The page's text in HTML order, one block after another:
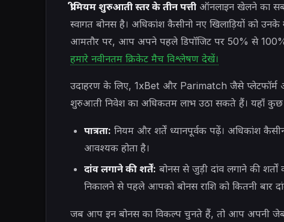
प्रीमियम शुरुआती स्तर के तीन पत्ती ऑनलाइन खेलने का
स्वागत बोनस है। अधिकांश कैसीनो नए खिलाड़ियों को
आमतौर पर, आप अपने पहले डिपॉजिट पर 50% से
हमारे नवीनतम क्रिकेट मैच विश्लेषण देखें।
उदाहरण के लिए, 1xBet और Parimatch जैसे
शुरुआती निवेश का अधिकतम लाभ उठा सकते हैं। यहाँ कुछ
पात्रता: नियम और शर्तें ध्यानपूर्वक पढ़ें। अधिकांश
आवश्यक होता है।
दांव लगाने की शर्तें: बोनस से जुड़ी दांव लगाने की शर्तों
निकालने से पहले आपको बोनस राशि को कितनी बार
जब आप इन बोनस का विकल्प चुनते हैं, तो आप अपनी जेब